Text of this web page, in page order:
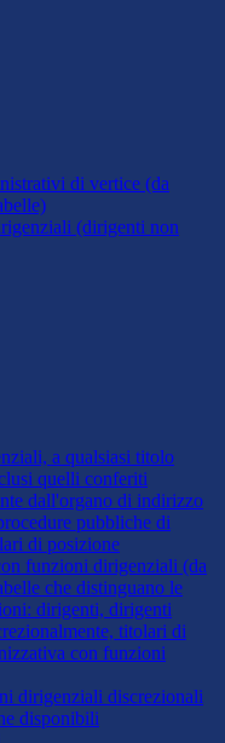
di vertice (da
(dirigenti non
a qualsiasi titolo
quelli conferiti
dall'organo di indirizzo
pubbliche di
di posizione
funzioni dirigenziali (da
che distinguano le
dirigenti, dirigenti
titolari di
con funzioni
dirigenziali discrezionali
disponibili